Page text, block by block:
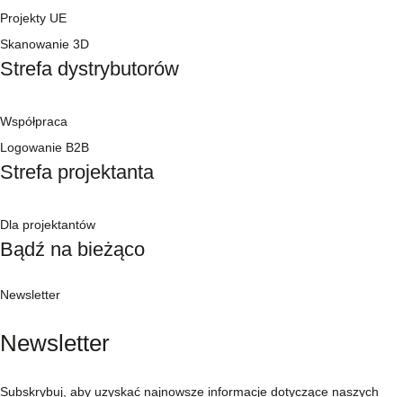
Projekty UE
Skanowanie 3D
Strefa dystrybutorów
Współpraca
Logowanie B2B
Strefa projektanta
Dla projektantów
Bądź na bieżąco
Newsletter
Newsletter
Subskrybuj, aby uzyskać najnowsze informacje dotyczące naszych